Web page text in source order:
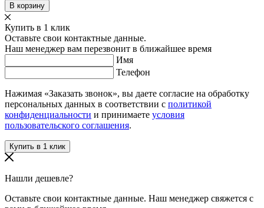
В корзину
Купить в 1 клик
Оставьте свои контактные данные.
Наш менеджер вам перезвонит в ближайшее время
Имя
Телефон
Нажимая «Заказать звонок», вы даете согласие на обработку
персональных данных в соответствии с политикой
конфиденциальности и принимаете условия
пользовательского соглашения.
Нашли дешевле?
Оставьте свои контактные данные. Наш менеджер свяжется с